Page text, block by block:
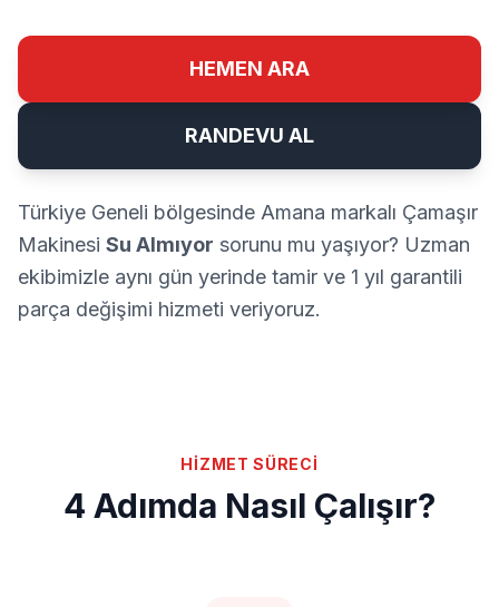
HEMEN ARA
RANDEVU AL
Türkiye Geneli bölgesinde Amana markalı Çamaşır
Makinesi Su Almıyor sorunu mu yaşıyor? Uzman
ekibimizle aynı gün yerinde tamir ve 1 yıl garantili
parça değişimi hizmeti veriyoruz.
HİZMET SÜRECİ
4 Adımda Nasıl Çalışır?